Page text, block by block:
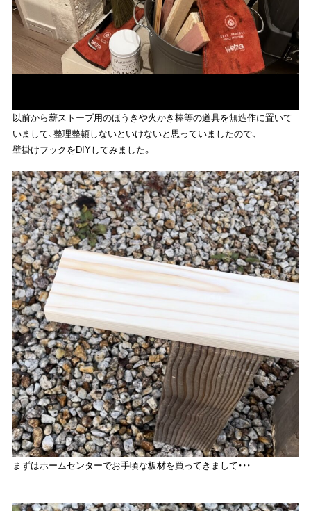
以前から薪ストーブ用のほうきや火かき棒等の道具を無造作に置いて
いまして、整理整頓しないといけないと思っていましたので、
壁掛けフックをDIYしてみました。
まずはホームセンターでお手頃な板材を買ってきまして・・・